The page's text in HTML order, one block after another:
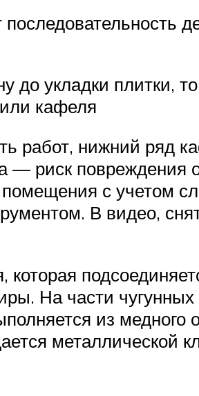
до укладки плитки,
кафеля
работ, нижний ряд
— риск повреждения
с учетом
В видео,
На части
из медного
металлической